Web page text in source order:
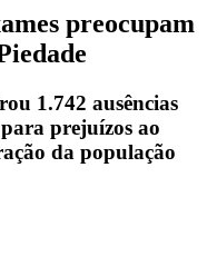
preocupam
1.742 ausências
prejuízos ao
da população